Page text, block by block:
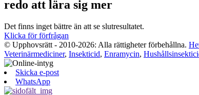
redo att lära sig mer
Det finns inget bättre än att se slutresultatet.
Klicka för förfrågan
© Upphovsrätt - 2010-2026: Alla rättigheter förbehållna.
Veterinärmediciner, Insekticid, Enramycin,
Skicka e-post
WhatsApp